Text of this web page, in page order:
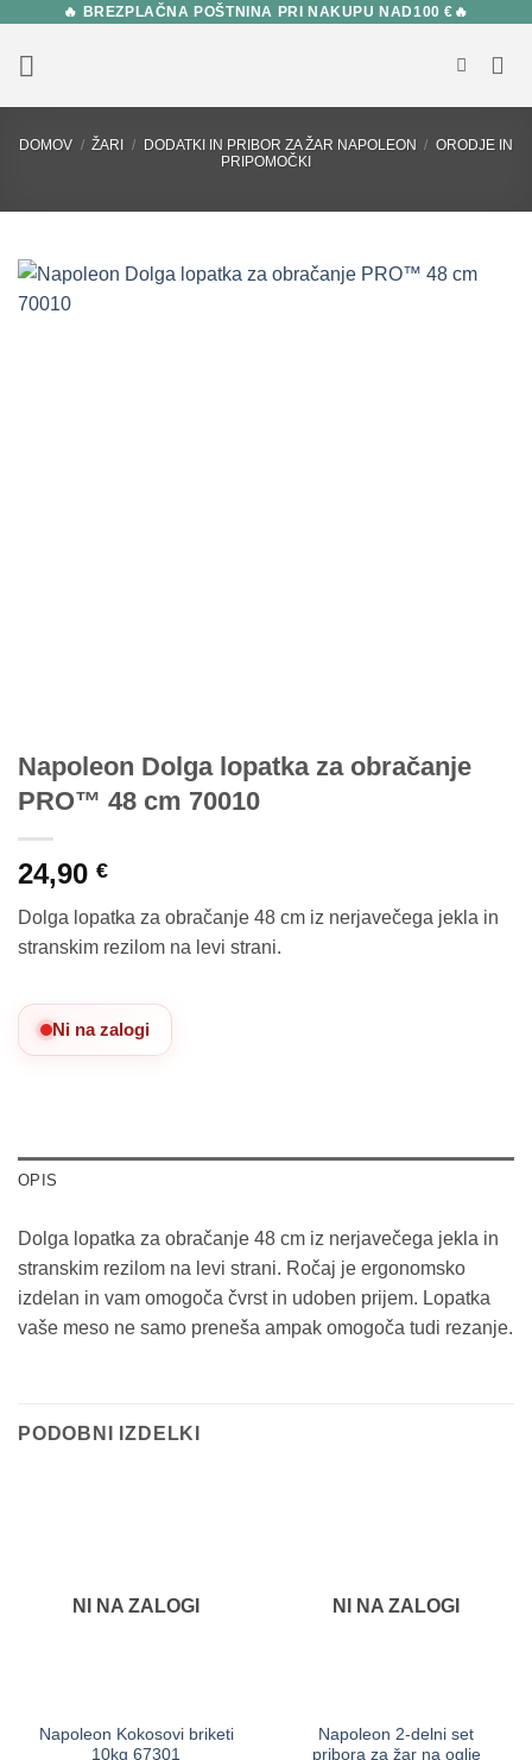
content
🔥 BREZPLAČNA POŠTNINA PRI NAKUPU NAD100 €🔥
DOMOV / ŽARI / DODATKI IN PRIBOR ZA ŽAR NAPOLEON / ORODJE IN
PRIPOMOČKI
Napoleon Dolga lopatka za obračanje
PRO™ 48 cm 70010
24,90 €
Dolga lopatka za obračanje 48 cm iz nerjavečega jekla in
stranskim rezilom na levi strani.
Ni na zalogi
OPIS
Dolga lopatka za obračanje 48 cm iz nerjavečega jekla in
stranskim rezilom na levi strani. Ročaj je ergonomsko
izdelan in vam omogoča čvrst in udoben prijem. Lopatka
vaše meso ne samo preneša ampak omogoča tudi rezanje.
PODOBNI IZDELKI
NI NA ZALOGI
Napoleon Kokosovi briketi
10kg 67301
NI NA ZALOGI
Napoleon 2-delni set
pribora za žar na oglje